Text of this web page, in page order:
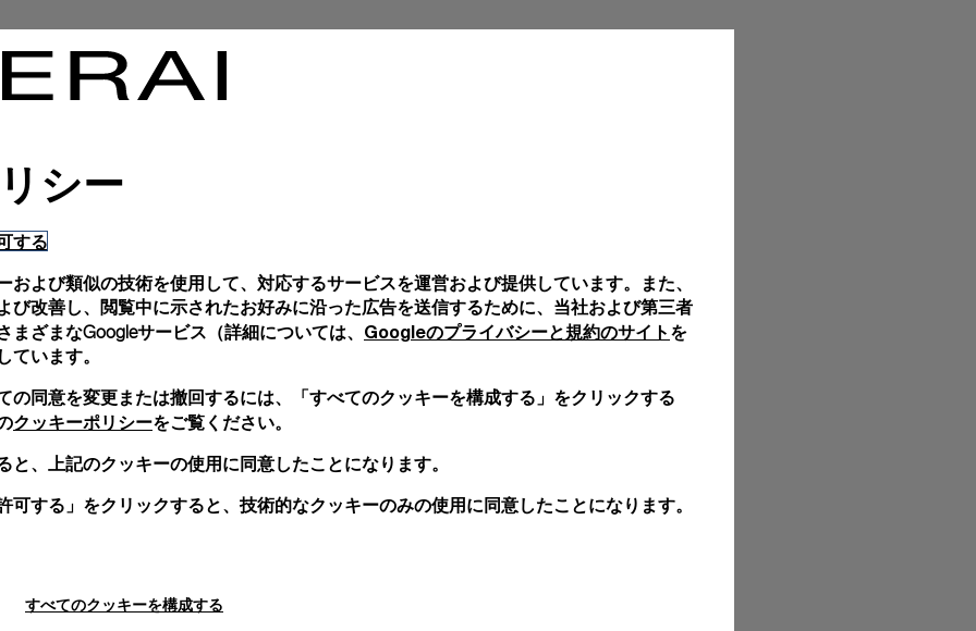
シー
する
および類似の技術を使用して、対応するサービスを運営および提供しています。また、
び改善し、閲覧中に示されたお好みに沿った広告を送信するために、当社および第三者
ざまなGoogleサービス（詳細については、 Googleのプライバシーと規約のサイト を
ています。
の同意を変更または撤回するには、「すべてのクッキーを構成する」をクリックする
クッキーポリシーをご覧ください。
と、上記のクッキーの使用に同意したことになります。
可する」をクリックすると、技術的なクッキーのみの使用に同意したことになります。
すべてのクッキーを構成する